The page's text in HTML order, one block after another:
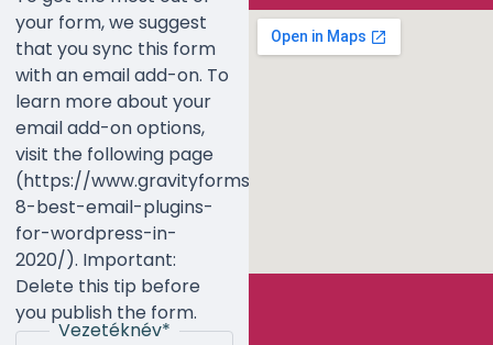
your form, we suggest
that you sync this form
with an email add-on. To
learn more about your
email add-on options,
visit the following page
(https://www.gravityforms.com/the-
8-best-email-plugins-
for-wordpress-in-
2020/). Important:
Delete this tip before
you publish the form.
Vezetéknév*